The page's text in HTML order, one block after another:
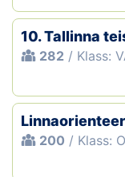
10. Tallinna
282 / Klass:
200 / Klass: